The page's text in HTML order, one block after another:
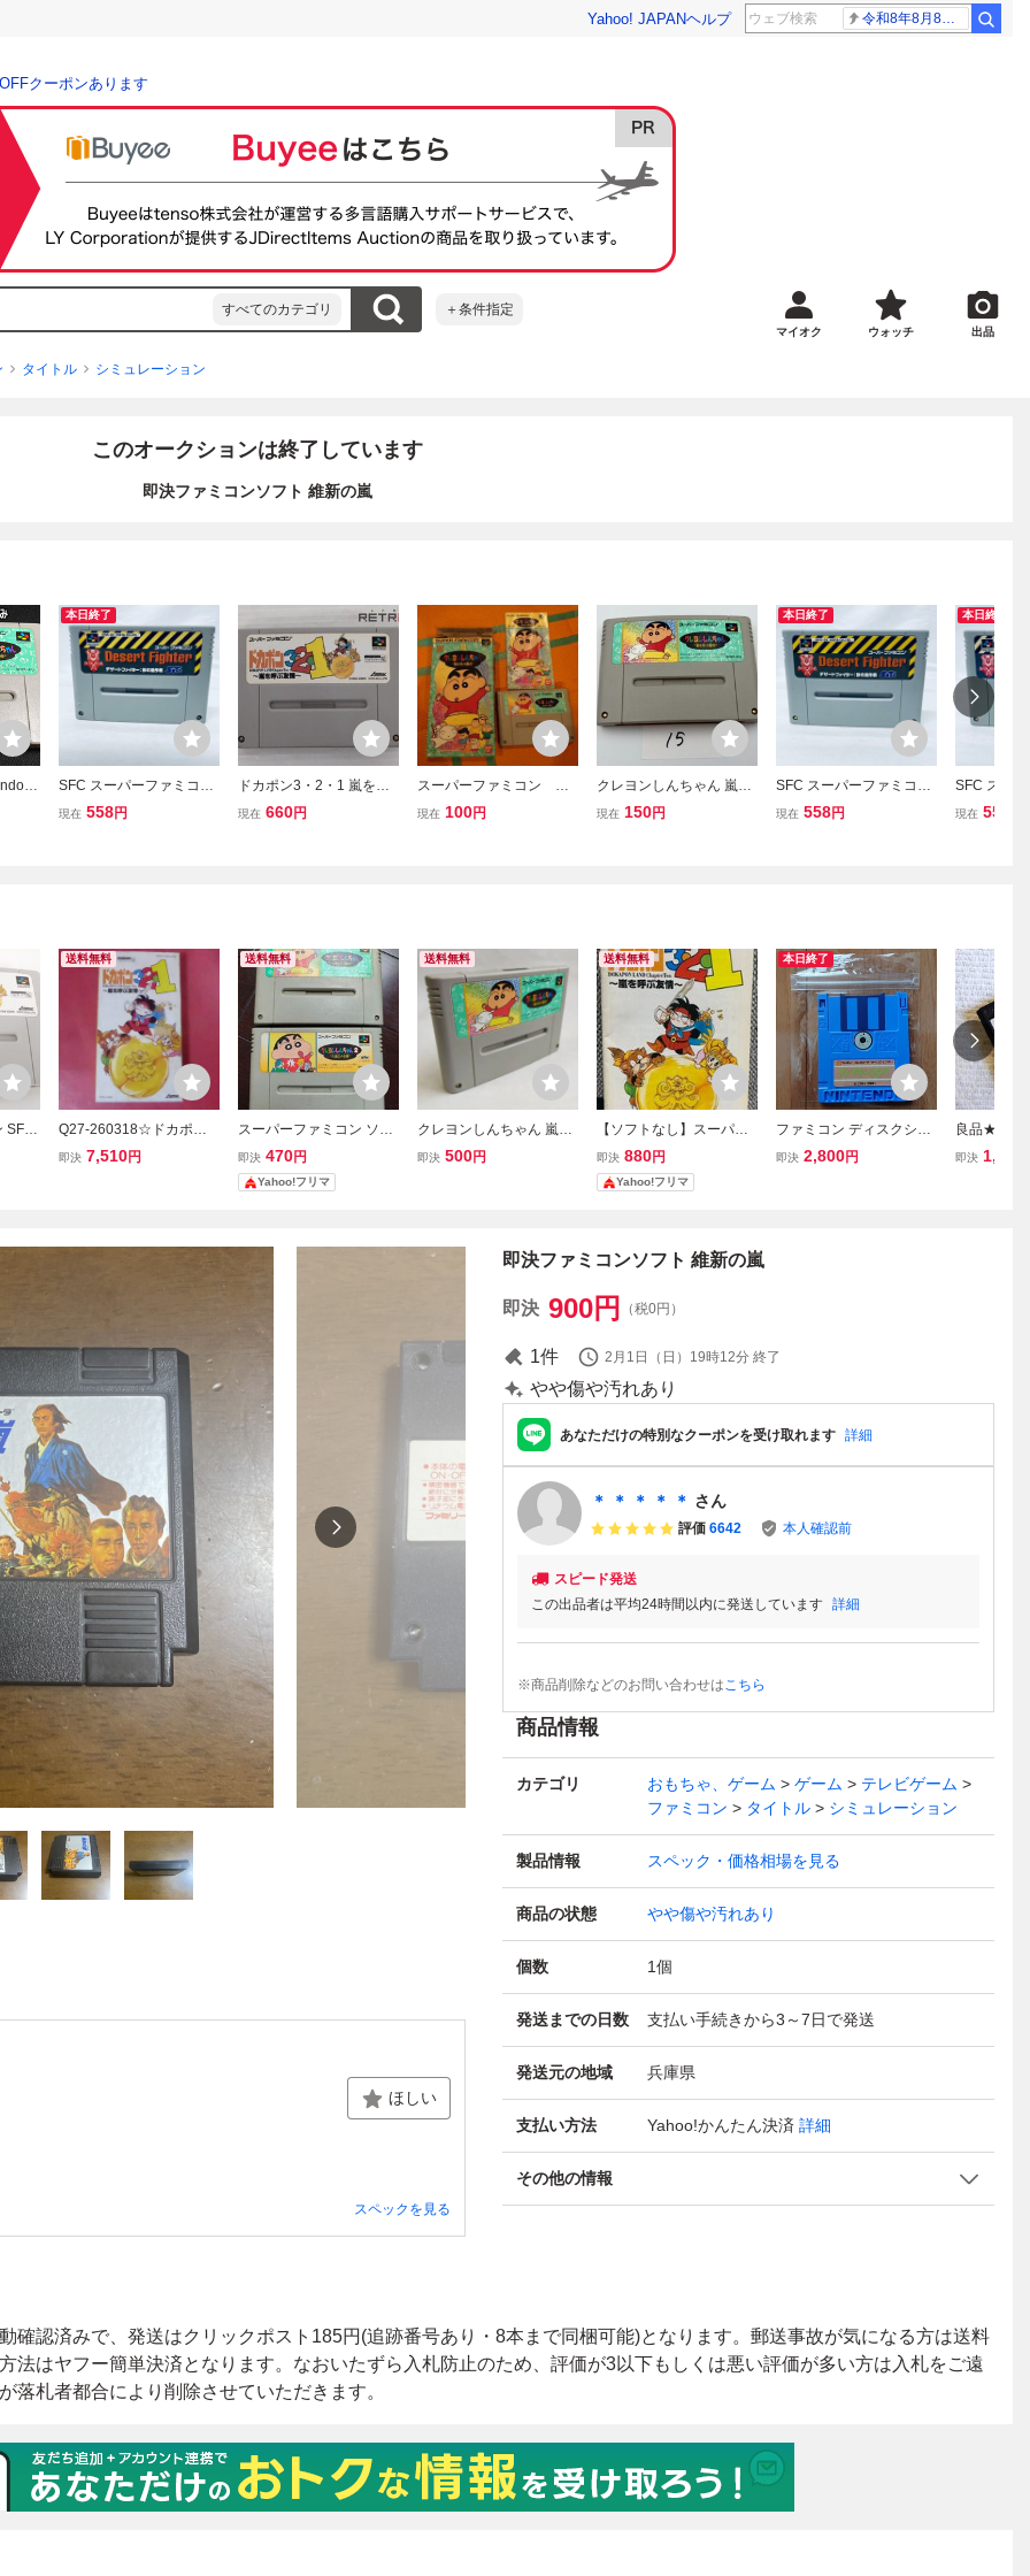
Yahoo! JAPANヘルプ 令和8年8月8日8時8分
クーポンあります
すべてのカテゴリ ＋条件指定
マイオク ウォッチ 出品
タイトル シミュレーション
このオークションは終了しています
即決ファミコンソフト 維新の嵐
S
本日終了
SFC スーパーファミコン
デザートファイター 砂の
現在 558円
ドカポン3・2・1 嵐を呼
ぶ友情 スーパーファミコ
現在 660円
スーパーファミコン ク
レヨンしんちゃん 嵐を
現在 100円
クレヨンしんちゃん 嵐を
呼ぶ園児 任天堂 SFC
現在 150円
本日終了
SFC スーパーファミコン
デザートファイター 砂の
現在 558円
本日終了
SFC スー
デザートフ
現在 558
SFC
送料無料
Q27-260318☆ドカポン
３．２．１～嵐を呼ぶ友
即決 7,510円
送料無料
スーパーファミコン ソフ
ト クレヨンしんちゃん 嵐
を呼ぶ園児 2 大魔王の逆
襲 2本セット 動作確認
即決 470円
Yahoo!フリマ
送料無料
クレヨンしんちゃん 嵐を
呼ぶ園児(ACG スーパー
即決 500円
送料無料
【ソフトなし】スーパー
ファミコン ドカポン3・
2・1 嵐を呼ぶ友情 取扱説
明書のみ
即決 880円
Yahoo!フリマ
本日終了
ファミコン ディスクシス
テム
即決 2,800円
良品★即決
ても送料
即決 1,298
ほしい
スペックを見る
即決ファミコンソフト 維新の嵐
即決 900円 （税0円）
1件 2月1日（日）19時12分 終了
やや傷や汚れあり
あなただけの特別なクーポンを受け取れます 詳細
＊ ＊ ＊ ＊ ＊ さん
評価 6642 本人確認前
スピード発送
この出品者は平均24時間以内に発送しています 詳細
※商品削除などのお問い合わせはこちら
商品情報
カテゴリ おもちゃ、ゲーム ゲーム
テレビゲーム
ファミコン
タイトル シミュレーション
製品情報 スペック・価格相場を見る
商品の状態 やや傷や汚れあり
個数 1個
発送までの日数 支払い手続きから3～7日で発送
発送元の地域 兵庫県
支払い方法 Yahoo!かんたん決済 詳細
その他の情報